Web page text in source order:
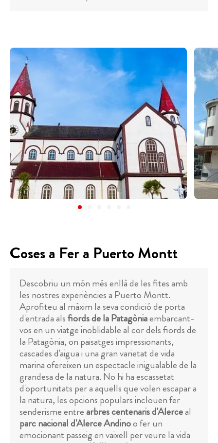
Coses a Fer a Puerto Montt
Descobriu un món més enllà de les fites amb
les nostres experiències a Puerto Montt.
Aprofiteu al màxim la seva condició de porta
d'entrada alsfiords de la Patagòniaembarcant-
vos en un viatge inoblidable al cor dels fiords de
la Patagònia, on paisatges impressionants,
cascades d'aigua i una gran varietat de vida
marina ofereixen un espectacle inigualable de la
grandesa de la natura. No hi ha escassetat
d'oportunitats per a aquells que volen escapar a
la natura, les opcions populars inclouen fer
senderisme entrearbres centenaris d'Alerceal
parc nacional d'Alerce Andinoo fer un
emocionant passeig en vaixell per veure la vida